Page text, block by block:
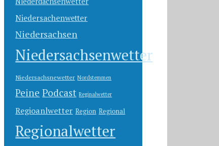
Niedersachenwetter
Niedersachsen
Niedersachsenwetter
Niedersachsnewetter Nordstemmen
Peine Podcast Reginalwetter
Regioanlwetter Region Regional
Regionalwetter